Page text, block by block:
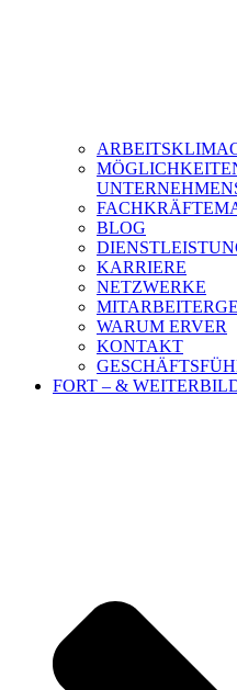
BLOG
KARRIERE
NETZWERKE
WARUM ERVER
KONTAKT
FORT – &